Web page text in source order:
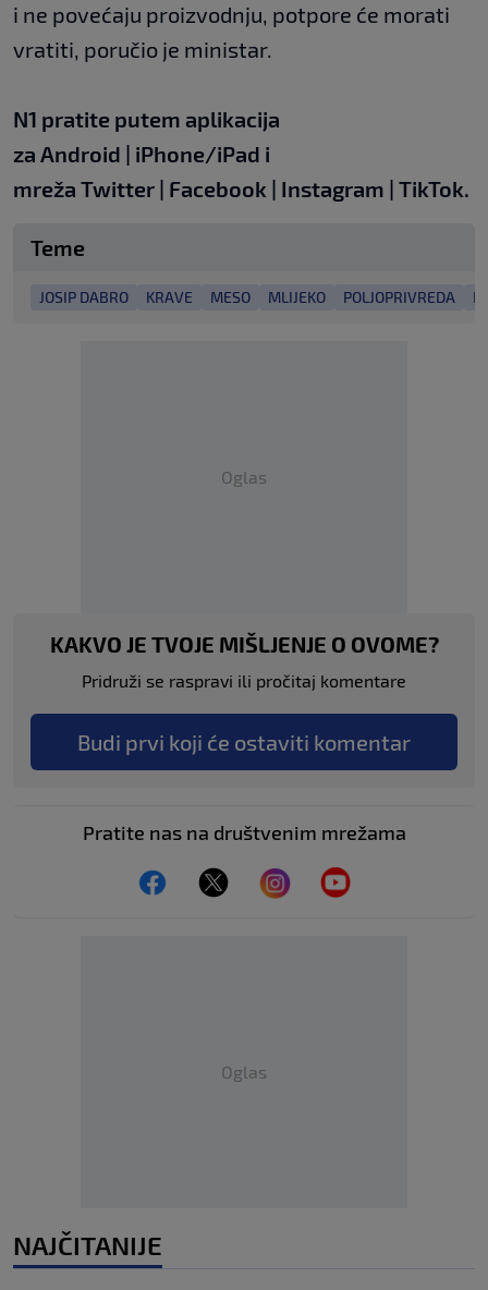
i ne povećaju proizvodnju, potpore će morati
vratiti, poručio je ministar.
N1 pratite putem aplikacija
za Android | iPhone/iPad i
mreža Twitter | Facebook | Instagram | TikTok.
Teme
JOSIP DABRO KRAVE MESO MLIJEKO POLJOPRIVREDA
Oglas
KAKVO JE TVOJE MIŠLJENJE O OVOME?
Pridruži se raspravi ili pročitaj komentare
Budi prvi koji će ostaviti komentar
Pratite nas na društvenim mrežama
Oglas
NAJČITANIJE